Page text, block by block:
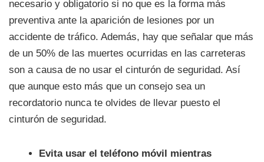
necesario y obligatorio si no que es la forma más
preventiva ante la aparición de lesiones por un
accidente de tráfico. Además, hay que señalar que más
de un 50% de las muertes ocurridas en las carreteras
son a causa de no usar el cinturón de seguridad. Así
que aunque esto más que un consejo sea un
recordatorio nunca te olvides de llevar puesto el
cinturón de seguridad.
Evita usar el teléfono móvil mientras